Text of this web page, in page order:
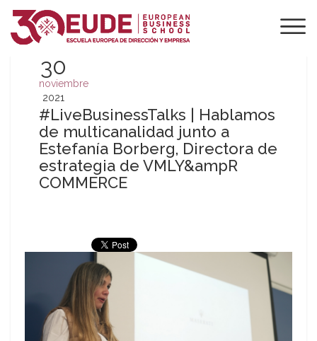
30
noviembre
2021
#LiveBusinessTalks | Hablamos
de multicanalidad junto a
Estefanía Borberg, Directora de
estrategia de VMLY&ampR
COMMERCE